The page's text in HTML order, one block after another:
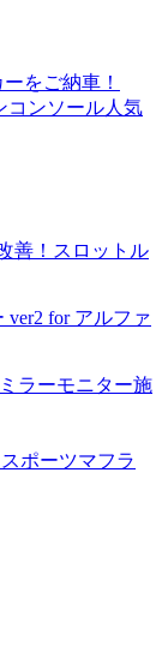
をご納車！
コンソール人気
善！スロットル
for アルファ
ラーモニター施
ポーツマフラ